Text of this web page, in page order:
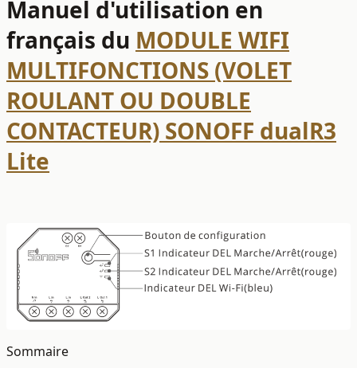
Manuel d'utilisation en
français du MODULE WIFI
MULTIFONCTIONS (VOLET
ROULANT OU DOUBLE
CONTACTEUR) SONOFF dualR3
Lite
Sommaire